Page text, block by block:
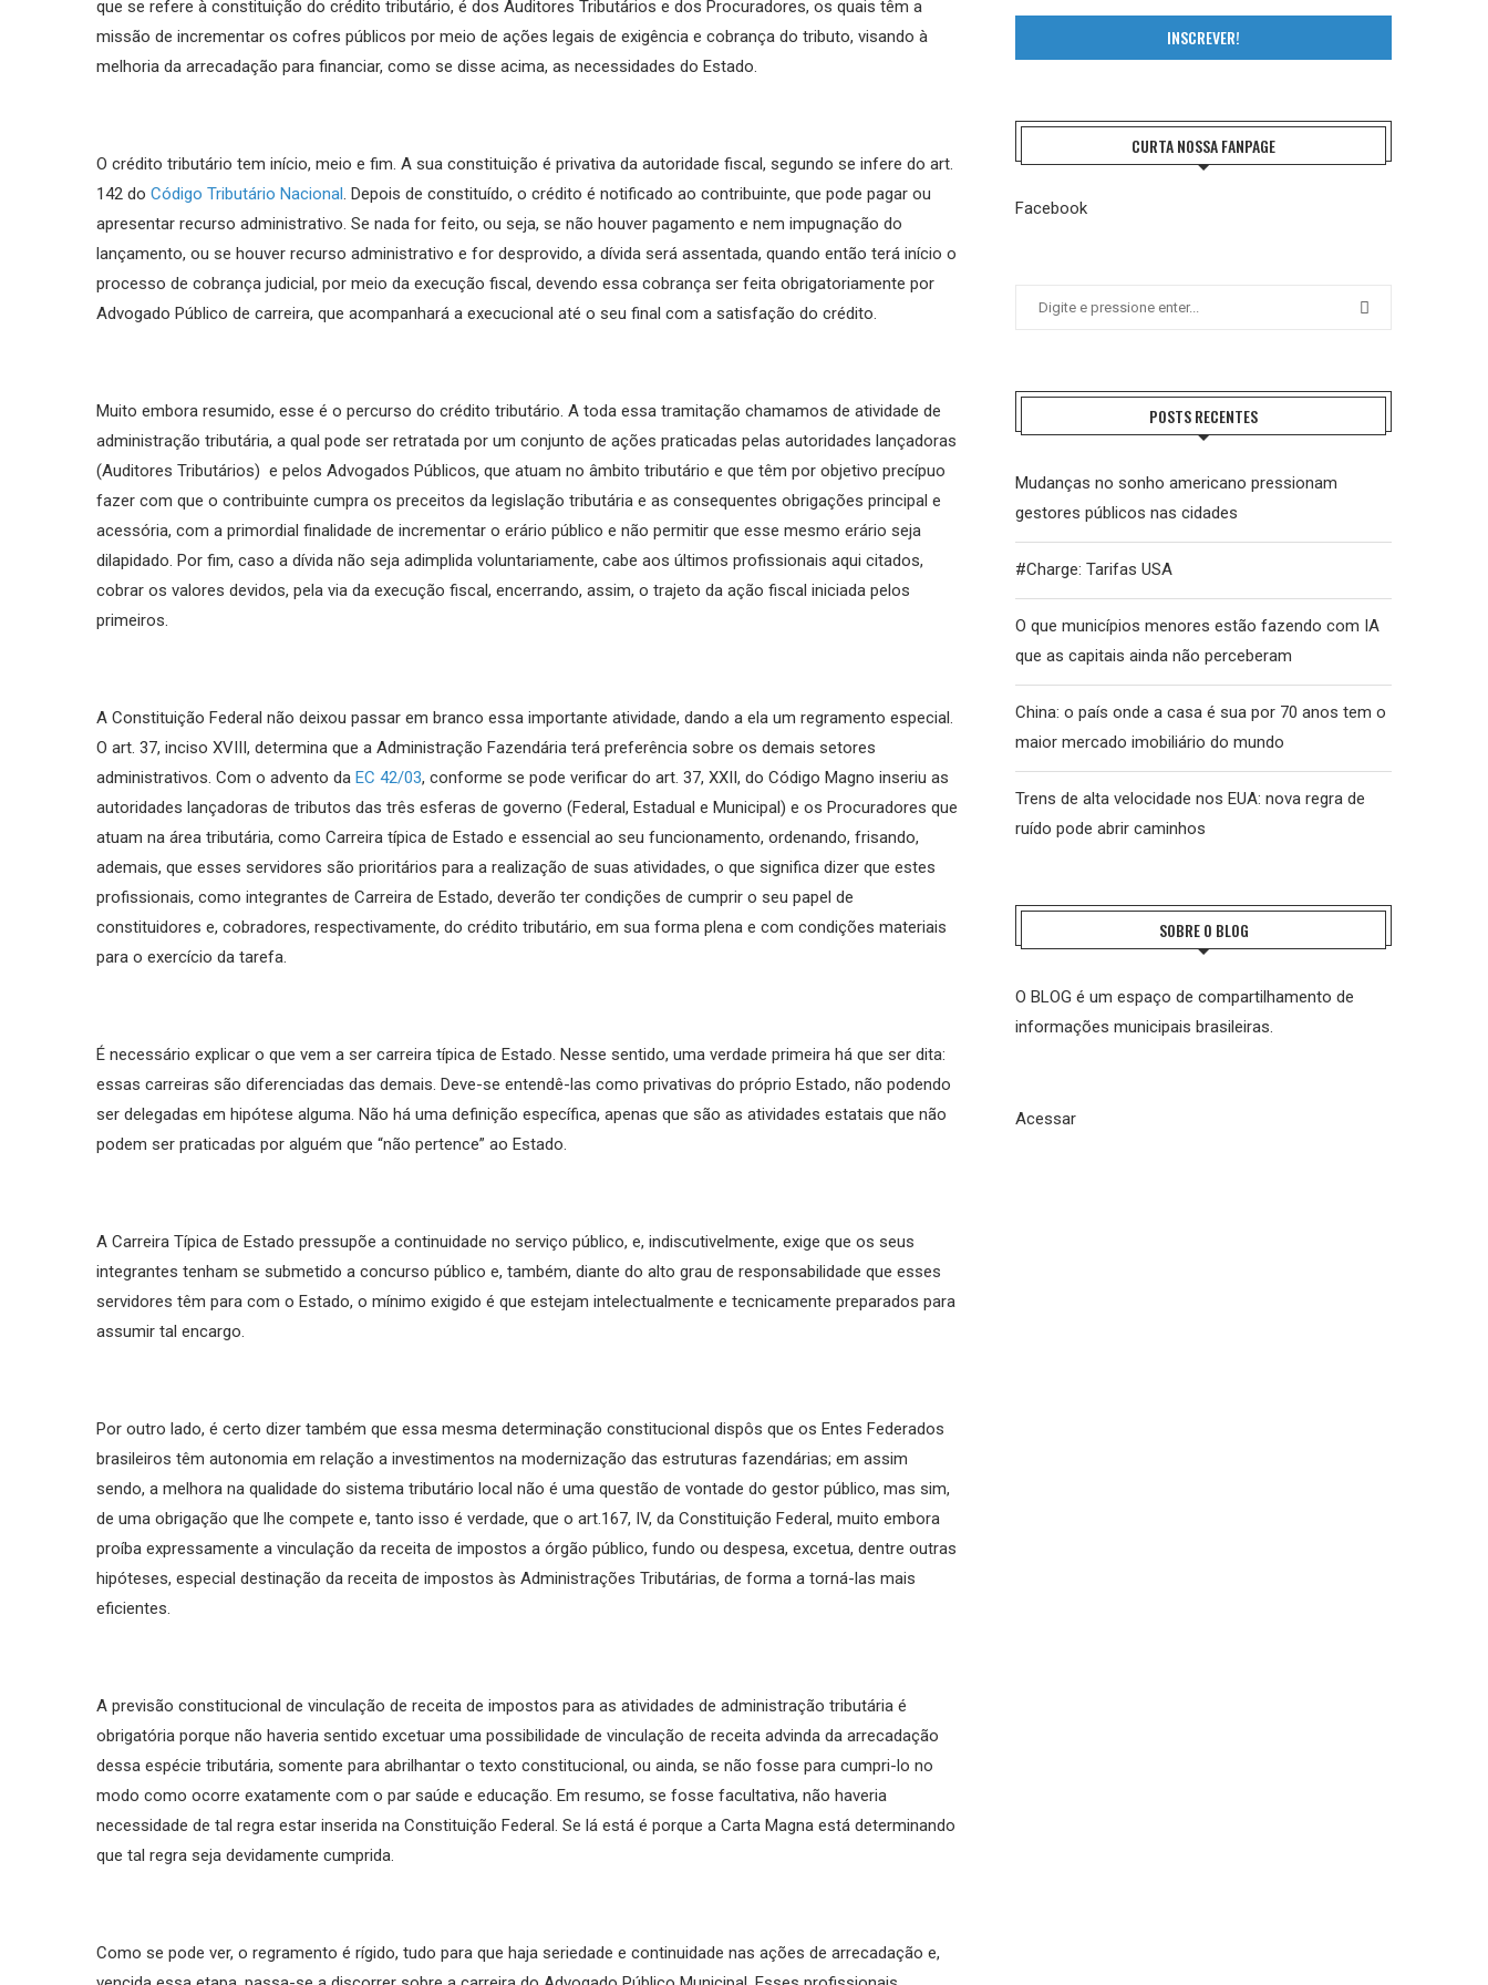
que se refere à constituição do crédito tributário, é dos Auditores Tributários e dos Procuradores, os quais têm a
missão de incrementar os cofres públicos por meio de ações legais de exigência e cobrança do tributo, visando à
melhoria da arrecadação para financiar, como se disse acima, as necessidades do Estado.
O crédito tributário tem início, meio e fim. A sua constituição é privativa da autoridade fiscal, segundo se infere do art.
142 do Código Tributário Nacional. Depois de constituído, o crédito é notificado ao contribuinte, que pode pagar ou
apresentar recurso administrativo. Se nada for feito, ou seja, se não houver pagamento e nem impugnação do
lançamento, ou se houver recurso administrativo e for desprovido, a dívida será assentada, quando então terá início o
processo de cobrança judicial, por meio da execução fiscal, devendo essa cobrança ser feita obrigatoriamente por
Advogado Público de carreira, que acompanhará a execucional até o seu final com a satisfação do crédito.
Muito embora resumido, esse é o percurso do crédito tributário. A toda essa tramitação chamamos de atividade de
administração tributária, a qual pode ser retratada por um conjunto de ações praticadas pelas autoridades lançadoras
(Auditores Tributários) e pelos Advogados Públicos, que atuam no âmbito tributário e que têm por objetivo precípuo
fazer com que o contribuinte cumpra os preceitos da legislação tributária e as consequentes obrigações principal e
acessória, com a primordial finalidade de incrementar o erário público e não permitir que esse mesmo erário seja
dilapidado. Por fim, caso a dívida não seja adimplida voluntariamente, cabe aos últimos profissionais aqui citados,
cobrar os valores devidos, pela via da execução fiscal, encerrando, assim, o trajeto da ação fiscal iniciada pelos
primeiros.
A Constituição Federal não deixou passar em branco essa importante atividade, dando a ela um regramento especial.
O art. 37, inciso XVIII, determina que a Administração Fazendária terá preferência sobre os demais setores
administrativos. Com o advento da EC 42/03, conforme se pode verificar do art. 37, XXII, do Código Magno inseriu as
autoridades lançadoras de tributos das três esferas de governo (Federal, Estadual e Municipal) e os Procuradores que
atuam na área tributária, como Carreira típica de Estado e essencial ao seu funcionamento, ordenando, frisando,
ademais, que esses servidores são prioritários para a realização de suas atividades, o que significa dizer que estes
profissionais, como integrantes de Carreira de Estado, deverão ter condições de cumprir o seu papel de
constituidores e, cobradores, respectivamente, do crédito tributário, em sua forma plena e com condições materiais
para o exercício da tarefa.
É necessário explicar o que vem a ser carreira típica de Estado. Nesse sentido, uma verdade primeira há que ser dita:
essas carreiras são diferenciadas das demais. Deve-se entendê-las como privativas do próprio Estado, não podendo
ser delegadas em hipótese alguma. Não há uma definição específica, apenas que são as atividades estatais que não
podem ser praticadas por alguém que “não pertence” ao Estado.
A Carreira Típica de Estado pressupõe a continuidade no serviço público, e, indiscutivelmente, exige que os seus
integrantes tenham se submetido a concurso público e, também, diante do alto grau de responsabilidade que esses
servidores têm para com o Estado, o mínimo exigido é que estejam intelectualmente e tecnicamente preparados para
assumir tal encargo.
Por outro lado, é certo dizer também que essa mesma determinação constitucional dispôs que os Entes Federados
brasileiros têm autonomia em relação a investimentos na modernização das estruturas fazendárias; em assim
sendo, a melhora na qualidade do sistema tributário local não é uma questão de vontade do gestor público, mas sim,
de uma obrigação que lhe compete e, tanto isso é verdade, que o art.167, IV, da Constituição Federal, muito embora
proíba expressamente a vinculação da receita de impostos a órgão público, fundo ou despesa, excetua, dentre outras
hipóteses, especial destinação da receita de impostos às Administrações Tributárias, de forma a torná-las mais
eficientes.
A previsão constitucional de vinculação de receita de impostos para as atividades de administração tributária é
obrigatória porque não haveria sentido excetuar uma possibilidade de vinculação de receita advinda da arrecadação
dessa espécie tributária, somente para abrilhantar o texto constitucional, ou ainda, se não fosse para cumpri-lo no
modo como ocorre exatamente com o par saúde e educação. Em resumo, se fosse facultativa, não haveria
necessidade de tal regra estar inserida na Constituição Federal. Se lá está é porque a Carta Magna está determinando
que tal regra seja devidamente cumprida.
Como se pode ver, o regramento é rígido, tudo para que haja seriedade e continuidade nas ações de arrecadação e,
INSCREVER!
CURTA NOSSA FANPAGE
Facebook
POSTS RECENTES
Mudanças no sonho americano pressionam
gestores públicos nas cidades
#Charge: Tarifas USA
O que municípios menores estão fazendo com IA
que as capitais ainda não perceberam
China: o país onde a casa é sua por 70 anos tem o
maior mercado imobiliário do mundo
Trens de alta velocidade nos EUA: nova regra de
ruído pode abrir caminhos
SOBRE O BLOG
O BLOG é um espaço de compartilhamento de
informações municipais brasileiras.
Acessar